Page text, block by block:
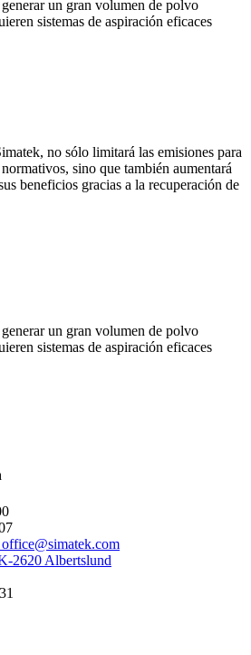
un gran volumen de polvo
sistemas de aspiración eficaces
no sólo limitará las emisiones para
sino que también aumentará
beneficios gracias a la recuperación de
un gran volumen de polvo
sistemas de aspiración eficaces
2620 Albertslund